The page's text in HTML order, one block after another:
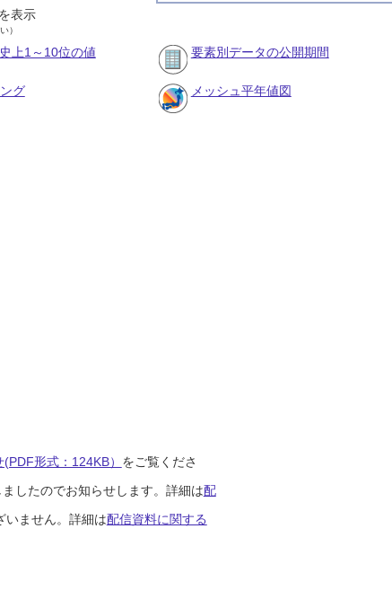
表示
）
上1～10位の値 要素別データの公開期間
グ メッシュ平年値図
形式：124KB） をご覧くださ
したのでお知らせします。詳細は配
いません。詳細は配信資料に関する